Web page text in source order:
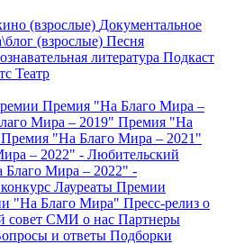
(взрослые) Документальное
(взрослые) Песня
литература Подкаст
Театр
Премия "На Благо Мира –
Мира – 2019" Премия "На
Премия "На Благо Мира – 2021"
– 2022" - Любительский
Мира – 2022" -
Лауреаты Премии
"На Благо Мира" Пресс-релиз о
совет СМИ о нас Партнеры
и ответы Подборки